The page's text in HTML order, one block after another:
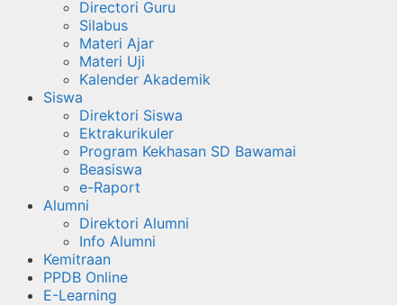
Directori Guru
Silabus
Materi Ajar
Materi Uji
Kalender Akademik
Siswa
Direktori Siswa
Ektrakurikuler
Program Kekhasan SD Bawamai
Beasiswa
e-Raport
Alumni
Direktori Alumni
Info Alumni
Kemitraan
PPDB Online
E-Learning